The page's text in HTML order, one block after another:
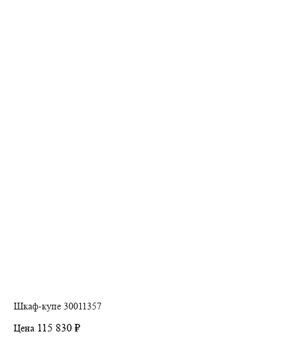
Шкаф-купе 30011357
Цена 115 830 ₽